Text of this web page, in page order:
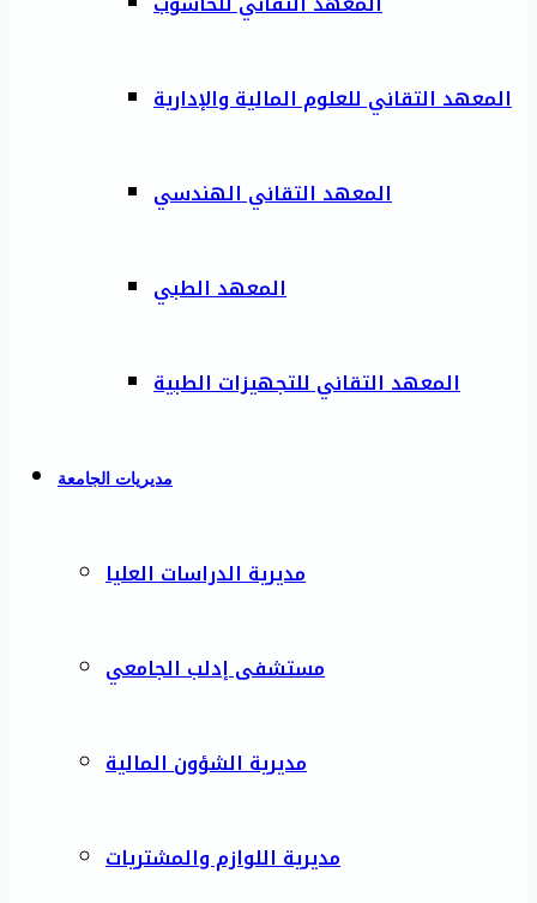
المعهد التقاني للعلوم المالية والإدارية
المعهد التقاني الهندسي
المعهد الطبي
المعهد التقاني للتجهيزات الطبية
مديريات الجامعة
مديرية الدراسات العليا
مستشفى إدلب الجامعي
مديرية الشؤون المالية
مديرية اللوازم والمشتريات